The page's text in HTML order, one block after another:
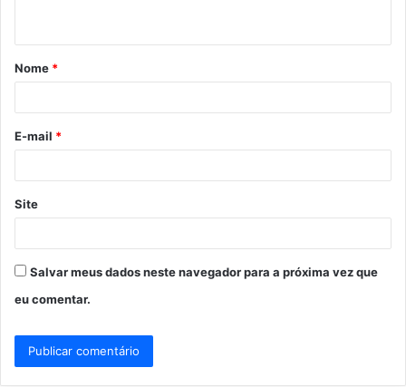
á
r
*
Nome *
E-mail *
Site
Salvar meus dados neste navegador para a próxima vez que
eu comentar.